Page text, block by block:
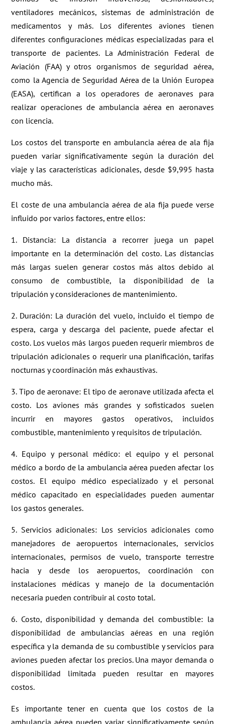
ventiladores mecánicos, sistemas de administración de
medicamentos y más. Los diferentes aviones tienen
diferentes configuraciones médicas especializadas para el
transporte de pacientes. La Administración Federal de
Aviación (FAA) y otros organismos de seguridad aérea,
como la Agencia de Seguridad Aérea de la Unión Europea
(EASA), certifican a los operadores de aeronaves para
realizar operaciones de ambulancia aérea en aeronaves
con licencia.
Los costos del transporte en ambulancia aérea de ala fija
pueden variar significativamente según la duración del
viaje y las características adicionales, desde $9,995 hasta
mucho más.
El coste de una ambulancia aérea de ala fija puede verse
influido por varios factores, entre ellos:
1. Distancia: La distancia a recorrer juega un papel
importante en la determinación del costo. Las distancias
más largas suelen generar costos más altos debido al
consumo de combustible, la disponibilidad de la
tripulación y consideraciones de mantenimiento.
2. Duración: La duración del vuelo, incluido el tiempo de
espera, carga y descarga del paciente, puede afectar el
costo. Los vuelos más largos pueden requerir miembros de
tripulación adicionales o requerir una planificación, tarifas
nocturnas y coordinación más exhaustivas.
3. Tipo de aeronave: El tipo de aeronave utilizada afecta el
costo. Los aviones más grandes y sofisticados suelen
incurrir en mayores gastos operativos, incluidos
combustible, mantenimiento y requisitos de tripulación.
4. Equipo y personal médico: el equipo y el personal
médico a bordo de la ambulancia aérea pueden afectar los
costos. El equipo médico especializado y el personal
médico capacitado en especialidades pueden aumentar
los gastos generales.
5. Servicios adicionales: Los servicios adicionales como
manejadores de aeropuertos internacionales, servicios
internacionales, permisos de vuelo, transporte terrestre
hacia y desde los aeropuertos, coordinación con
instalaciones médicas y manejo de la documentación
necesaria pueden contribuir al costo total.
6. Costo, disponibilidad y demanda del combustible: la
disponibilidad de ambulancias aéreas en una región
específica y la demanda de su combustible y servicios para
aviones pueden afectar los precios. Una mayor demanda o
disponibilidad limitada pueden resultar en mayores
costos.
Es importante tener en cuenta que los costos de la
ambulancia aérea pueden variar significativamente según